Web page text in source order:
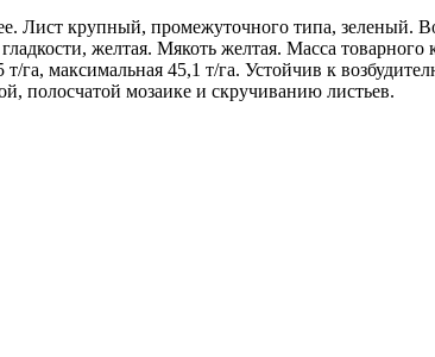
Лист крупный, промежуточного типа, зеленый.
желтая. Мякоть желтая. Масса
максимальная 45,1 т/га. Устойчив к
полосчатой мозаике и скручиванию листьев.